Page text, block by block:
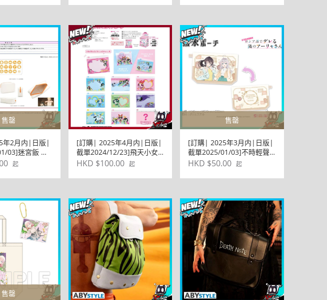
い 環保BAG包
售罄
年2月内|日版|
03]迷宮飯 ダ
ナ 小袋
起
[訂購| 2025年4月内|日版|
截單2024/12/23]飛天小女
警 シークレット滑動小袋
HKD $100.00 起
售罄
[訂購| 2025年3月内|日版|
截單2025/01/03]不時輕聲
地以俄語遮羞的鄰座艾莉同
HKD $50.00 起
售罄